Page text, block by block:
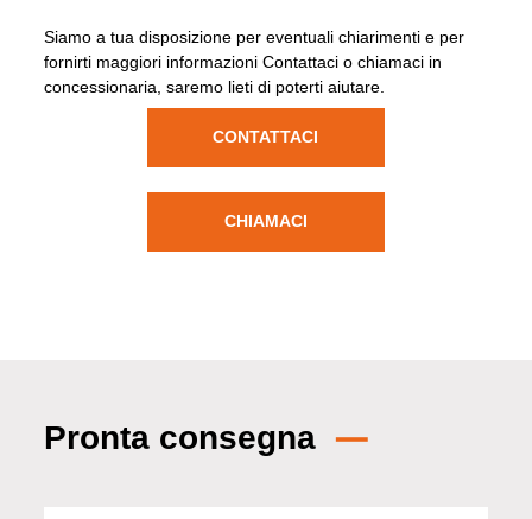
Siamo a tua disposizione per eventuali chiarimenti e per
fornirti maggiori informazioni Contattaci o chiamaci in
concessionaria, saremo lieti di poterti aiutare.
CONTATTACI
CHIAMACI
Pronta consegna